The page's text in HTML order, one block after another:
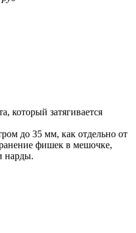
который затягивается
до 35 мм, как отдельно от
фишек в мешочке,
нарды.